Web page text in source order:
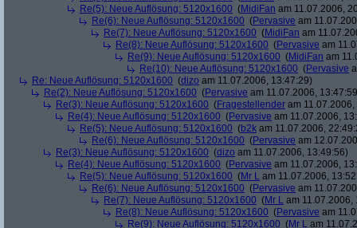
Re(5): Neue Auflösung: 5120x1600 (MidiFan am 11.07.2006,
Re(6): Neue Auflösung: 5120x1600 (Pervasive am
Re(7): Neue Auflösung: 5120x1600 (MidiFan am
Re(8): Neue Auflösung: 5120x1600 (Pervasive am
Re(9): Neue Auflösung: 5120x1600 (MidiFan am
Re(10): Neue Auflösung: 5120x1600 (Pervasive
Re: Neue Auflösung: 5120x1600 (dizo am 11.07.2006, 13:47:29)
Re(2): Neue Auflösung: 5120x1600 (Pervasive am 11.07.2006,
Re(3): Neue Auflösung: 5120x1600 (Fragestellender am
Re(4): Neue Auflösung: 5120x1600 (Pervasive am 11.07.2006,
Re(5): Neue Auflösung: 5120x1600 (b2k am 11.07.2006,
Re(6): Neue Auflösung: 5120x1600 (Pervasive am
Re(3): Neue Auflösung: 5120x1600 (dizo am 11.07.2006, 13:49:56)
Re(4): Neue Auflösung: 5120x1600 (Pervasive am 11.07.2006,
Re(5): Neue Auflösung: 5120x1600 (Mr L am 11.07.2006,
Re(6): Neue Auflösung: 5120x1600 (Pervasive am
Re(7): Neue Auflösung: 5120x1600 (Mr L am 11.07.2006,
Re(8): Neue Auflösung: 5120x1600 (Pervasive am
Re(9): Neue Auflösung: 5120x1600 (Mr L am